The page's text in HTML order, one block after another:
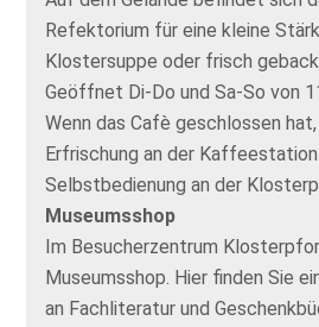
Refektorium für eine kleine
Klostersuppe oder frisch
Geöffnet Di-Do und Sa-So von
Wenn das Cafè geschlossen
Erfrischung an der
Selbstbedienung an der
Museumsshop
Im Besucherzentrum
Museumsshop. Hier finden Sie
an Fachliteratur und